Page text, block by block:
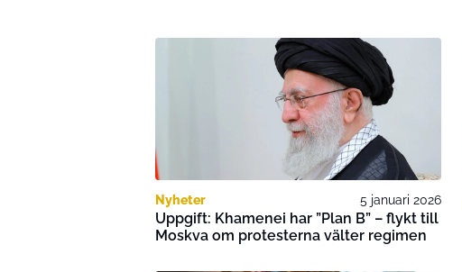
Nyheter 5 januari 2026
Uppgift: Khamenei har ”Plan B” – flykt till
Moskva om protesterna välter regimen